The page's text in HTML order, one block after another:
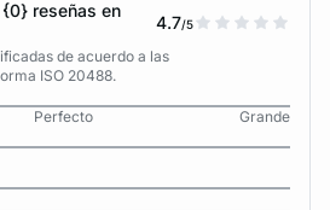
reseñas en
4.7/5
de acuerdo a las
ISO 20488.
Perfecto
Grande